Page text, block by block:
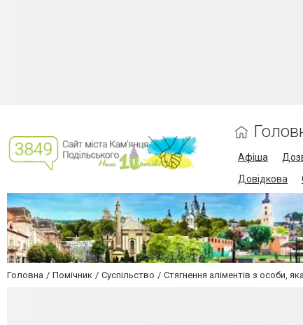
Афіша
Довідкова
Головна Помічник Суспільство Стягнення аліментів з особи,